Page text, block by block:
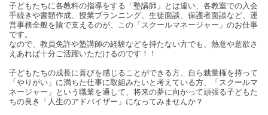
子どもたちに各教科の指導をする「塾講師」とは違い、各教室での入会
手続きや書類作成、授業プランニング、生徒面談、保護者面談など、運
営事務全般を陰で支えるのが、この「スクールマネージャー」のお仕事
です。
なので、教員免許や塾講師の経験などを持たない方でも、熱意や意欲さ
えあれば十分ご活躍いただけるのです！！
子どもたちの成長に喜びを感じることができる方、自ら裁量権を持って
「やりがい」に満ちた仕事に取組みたいと考えている方、「スクールマ
ネージャー」という職業を通して、将来の夢に向かって頑張る子どもた
ちの良き「人生のアドバイザー」になってみませんか？